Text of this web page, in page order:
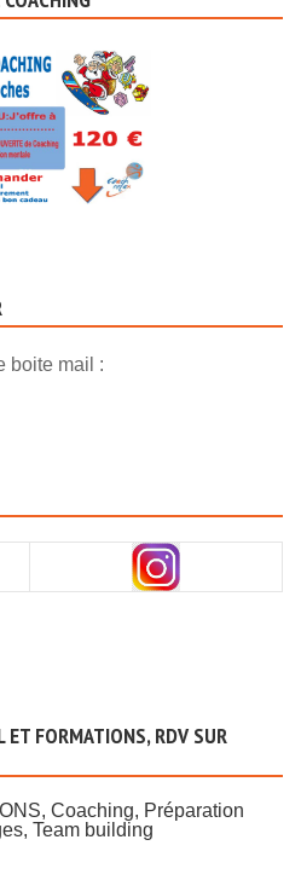
boite mail :
ET FORMATIONS, RDV SUR
Coaching, Préparation
Team building